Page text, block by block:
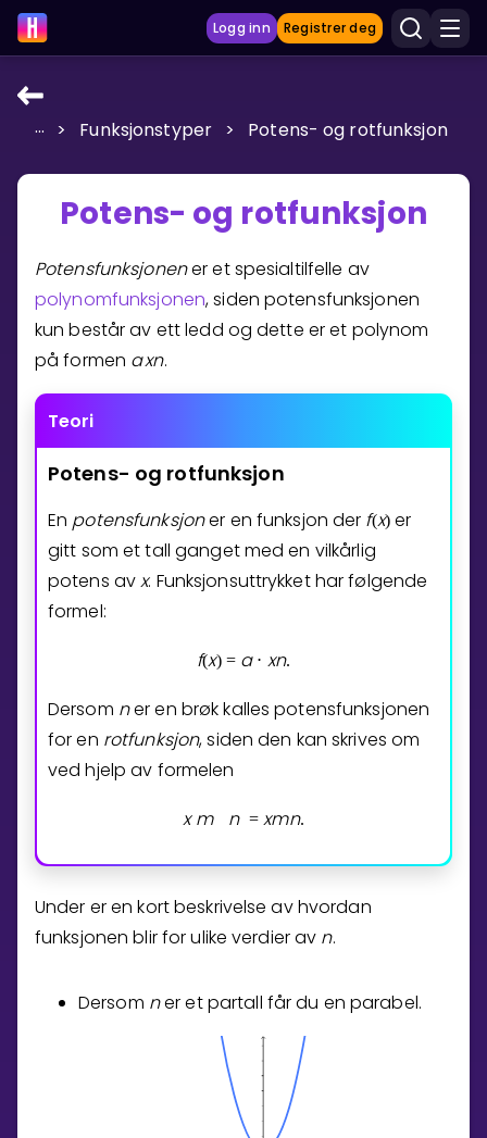
Logg inn Registrer deg
LÆRINGSVERKTØY
Privatundervisning
Vis mer
SPILL
Gangetabellen
Junior Matte
Vis mer
Bestill privatundervisning
Inviter en venn
LÆREPLAN
... > Funksjonstyper > Potens- og rotfunksjon
Potens- og rotfunksjon
Potensfunksjonener et spesialtilfelle av
polynomfunksjonen, siden potensfunksjonen
kun består av ett ledd og dette er et polynom
på formen axn.
Teori
Potens- og rotfunksjon
En potensfunksjoner en funksjon der f(x)er
gitt som et tall ganget med en vilkårlig
potens avx. Funksjonsuttrykket har følgende
formel:
f(x) = a ⋅ xn.
Dersom ner en brøk kalles potensfunksjonen
for en rotfunksjon, siden den kan skrives om
ved hjelp av formelen
x m n = xmn.
Under er en kort beskrivelse av hvordan
funksjonen blir for ulike verdier av n.
Dersom ner et partall får du en parabel.